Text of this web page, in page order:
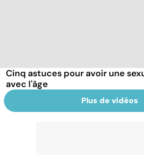
Cinq astuces pour avoir une
avec l'âge
Plus de vidéos